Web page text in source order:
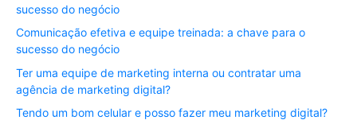
sucesso do negócio
Comunicação efetiva e equipe treinada: a chave para o
sucesso do negócio
Ter uma equipe de marketing interna ou contratar uma
agência de marketing digital?
Tendo um bom celular e posso fazer meu marketing digital?